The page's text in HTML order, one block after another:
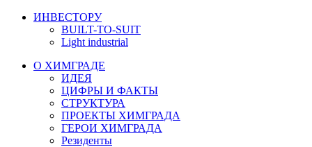
ИНВЕСТОРУ
BUILT-TO-SUIT
Light industrial
О ХИМГРАДЕ
ИДЕЯ
ЦИФРЫ И ФАКТЫ
СТРУКТУРА
ПРОЕКТЫ ХИМГРАДА
ГЕРОИ ХИМГРАДА
Резиденты